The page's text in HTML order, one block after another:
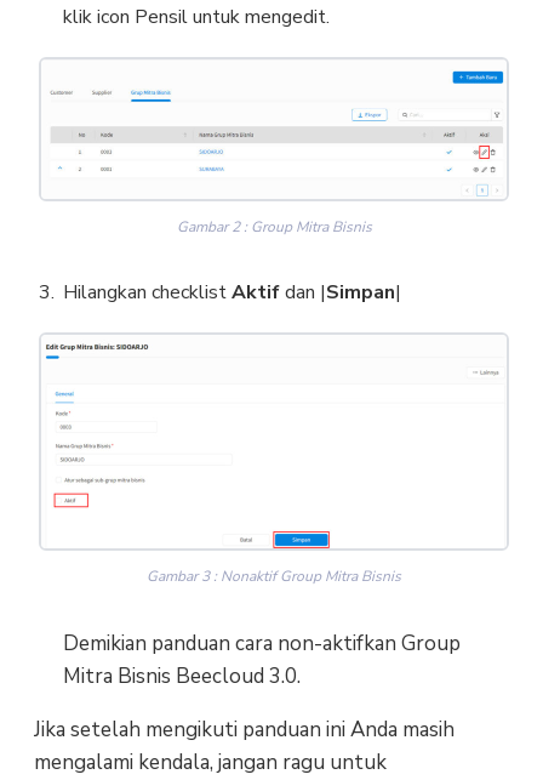
klik icon Pensil untuk mengedit.
Gambar 2 : Group Mitra Bisnis
Hilangkan checklistAktifdan |Simpan|
Gambar 3 : Nonaktif Group Mitra Bisnis
Demikian panduan cara non-aktifkan Group
Mitra Bisnis Beecloud 3.0.
Jika setelah mengikuti panduan ini Anda masih
mengalami kendala, jangan ragu untuk